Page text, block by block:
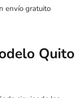
envío gratuito
Quito